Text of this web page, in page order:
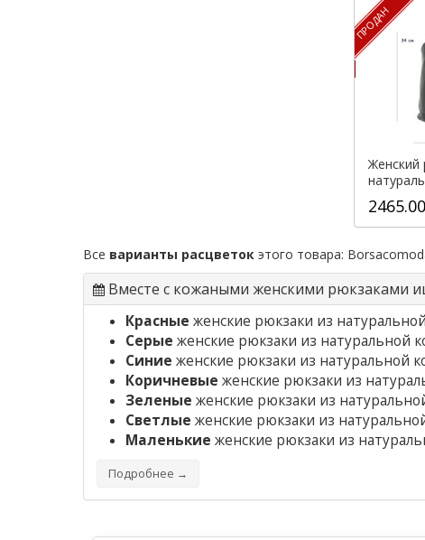
ПРОДАН
Женский
Все варианты расцветок этого товара:
Вместе с кожаными женскими рюкзаками
Красные женские рюкзаки из
Серые женские рюкзаки из натуральной
Синие женские рюкзаки из натуральной
Коричневые женские рюкзаки из
Зеленые женские рюкзаки из
Светлые женские рюкзаки из
Маленькие женские рюкзаки из
Подробнее →